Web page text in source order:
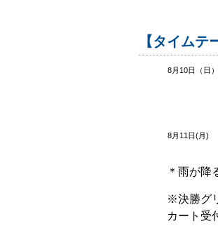
【タイム
8月10日（日）
8月11日(月)
＊雨が降
※決勝グ
カート受